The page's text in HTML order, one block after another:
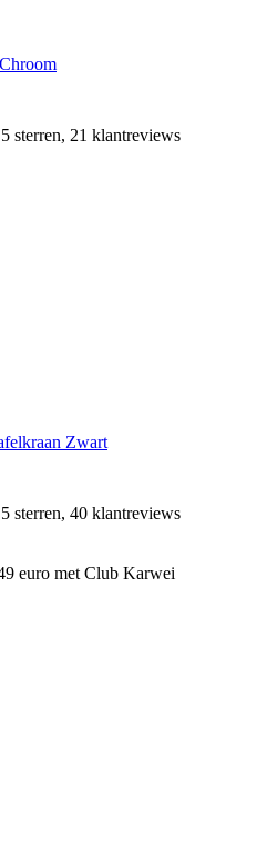
sterren, 21 klantreviews
Zwart
sterren, 40 klantreviews
euro met Club Karwei